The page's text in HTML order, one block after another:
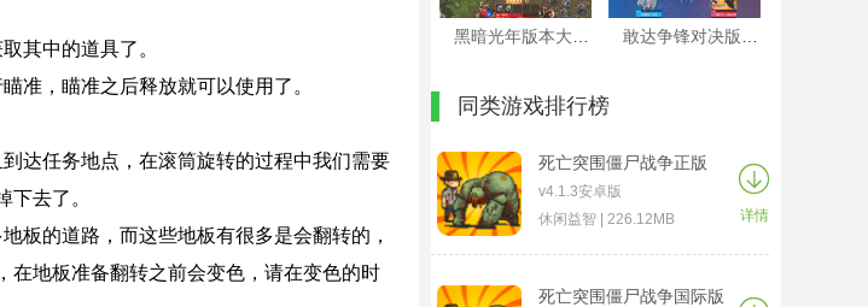
其中的道具了。
准，瞄准之后释放就可以使用了。
达任务地点，在滚筒旋转的过程中我们需要
去了。
板的道路，而这些地板有很多是会翻转的，
在地板准备翻转之前会变色，请在变色的时
同类游戏排行榜
死亡突围僵尸战争正版
v4.1.3安卓版
休闲益智 | 226.12MB
详情
死亡突围僵尸战争国际版